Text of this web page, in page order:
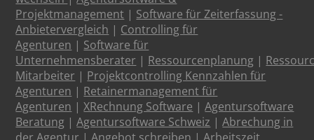
Projektmanagement | Software für Zeiterfassung -
Anbietervergleich | Controlling für
Agenturen | Software für
Unternehmensberater | Ressourcenplanung |
Mitarbeiter | Projektcontrolling Kennzahlen für
Agenturen | Retainermanagement für
Agenturen |XRechnung Software |Agentursoftware
Beratung |Agentursoftware Schweiz |Abrechung in